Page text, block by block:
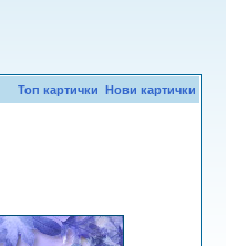
Топ картички Нови картички